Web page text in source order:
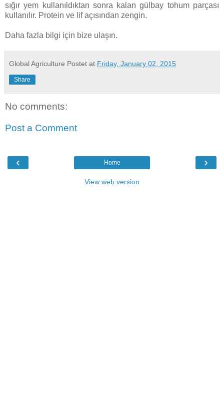
sığır yem kullanıldıktan sonra kalan gülbay tohum parçası
kullanılır. Protein ve lif açısından zengin.
Daha fazla bilgi için bize ulaşın.
Global Agriculture Postet at Friday, January 02, 2015
Share
No comments:
Post a Comment
‹ ›
Home
View web version